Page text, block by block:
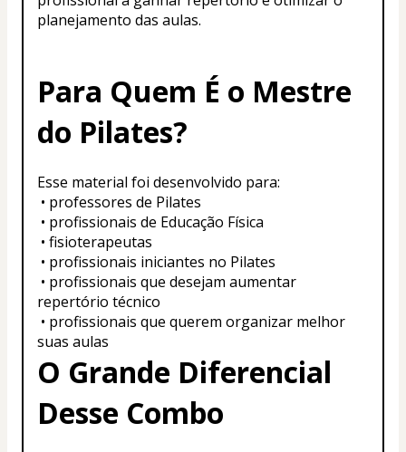
planejamento das aulas.
Para Quem É o Mestre
do Pilates?
Esse material foi desenvolvido para:
• professores de Pilates
• profissionais de Educação Física
• fisioterapeutas
• profissionais iniciantes no Pilates
repertório técnico
suas aulas
O Grande Diferencial
Desse Combo